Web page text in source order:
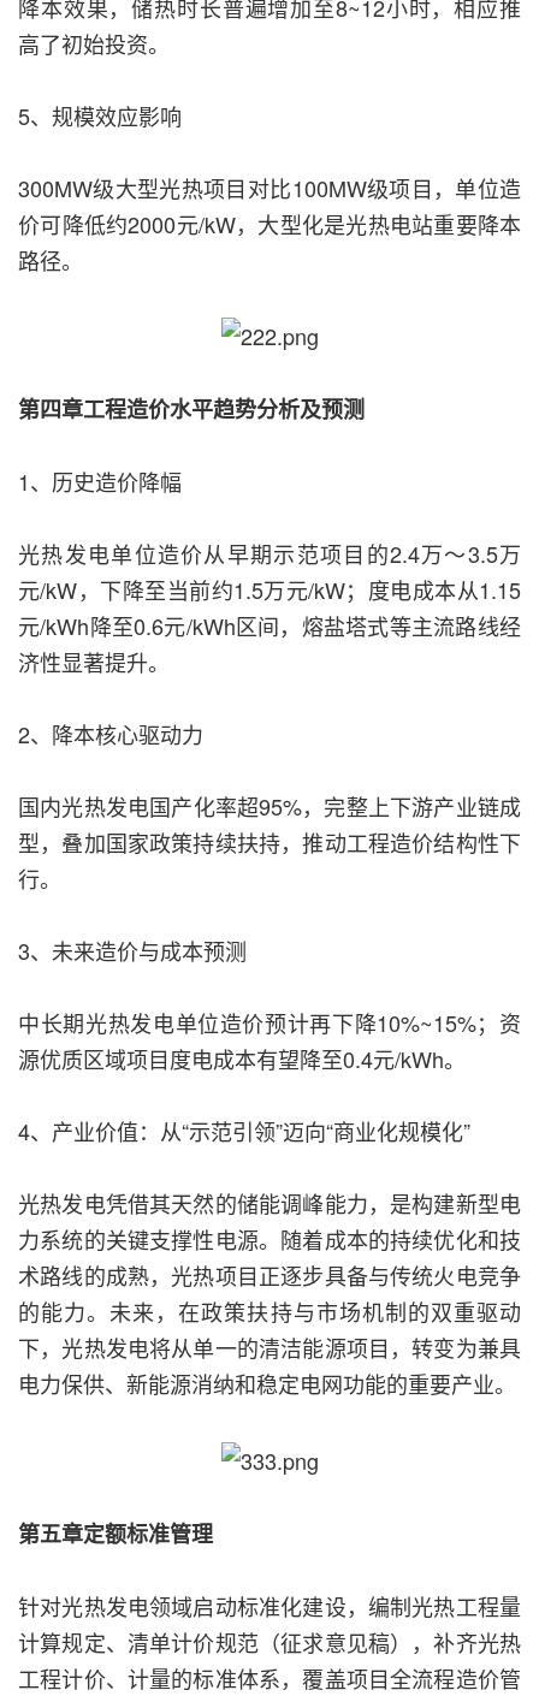
降本效果，储热时长普遍增加至8~12小时，相应推
高了初始投资。
5、规模效应影响
300MW级大型光热项目对比100MW级项目，单位造
价可降低约2000元/kW，大型化是光热电站重要降本
路径。
第四章工程造价水平趋势分析及预测
1、历史造价降幅
光热发电单位造价从早期示范项目的2.4万～3.5万
元/kW，下降至当前约1.5万元/kW；度电成本从1.15
元/kWh降至0.6元/kWh区间，熔盐塔式等主流路线经
济性显著提升。
2、降本核心驱动力
国内光热发电国产化率超95%，完整上下游产业链成
型，叠加国家政策持续扶持，推动工程造价结构性下
行。
3、未来造价与成本预测
中长期光热发电单位造价预计再下降10%~15%；资
源优质区域项目度电成本有望降至0.4元/kWh。
4、产业价值：从“示范引领”迈向“商业化规模化”
光热发电凭借其天然的储能调峰能力，是构建新型电
力系统的关键支撑性电源。随着成本的持续优化和技
术路线的成熟，光热项目正逐步具备与传统火电竞争
的能力。未来，在政策扶持与市场机制的双重驱动
下，光热发电将从单一的清洁能源项目，转变为兼具
电力保供、新能源消纳和稳定电网功能的重要产业。
第五章定额标准管理
针对光热发电领域启动标准化建设，编制光热工程量
计算规定、清单计价规范（征求意见稿），补齐光热
工程计价、计量的标准体系，覆盖项目全流程造价管